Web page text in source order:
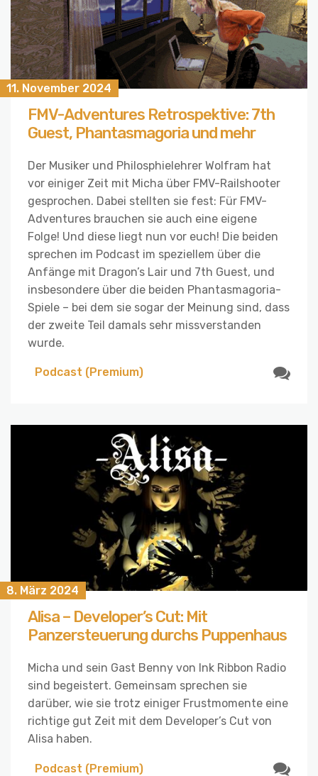
11. November 2024
FMV-Adventures Retrospektive: 7th
Guest, Phantasmagoria und mehr
Der Musiker und Philosphielehrer Wolfram hat
vor einiger Zeit mit Micha über FMV-Railshooter
gesprochen. Dabei stellten sie fest: Für FMV-
Adventures brauchen sie auch eine eigene
Folge! Und diese liegt nun vor euch! Die beiden
sprechen im Podcast im speziellem über die
Anfänge mit Dragon’s Lair und 7th Guest, und
insbesondere über die beiden Phantasmagoria-
Spiele – bei dem sie sogar der Meinung sind, dass
der zweite Teil damals sehr missverstanden
wurde.
Podcast (Premium)
8. März 2024
Alisa – Developer’s Cut: Mit
Panzersteuerung durchs Puppenhaus
Micha und sein Gast Benny von Ink Ribbon Radio
sind begeistert. Gemeinsam sprechen sie
darüber, wie sie trotz einiger Frustmomente eine
richtige gut Zeit mit dem Developer’s Cut von
Alisa haben.
Podcast (Premium)